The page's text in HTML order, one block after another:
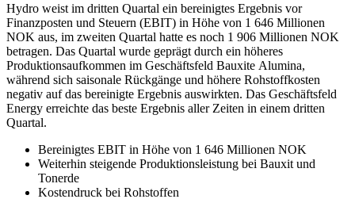
Hydro weist im dritten Quartal ein bereinigtes Ergebnis vor
Finanzposten und Steuern (EBIT) in Höhe von 1 646 Millionen
NOK aus, im zweiten Quartal hatte es noch 1 906 Millionen NOK
betragen. Das Quartal wurde geprägt durch ein höheres
Produktionsaufkommen im Geschäftsfeld Bauxite Alumina,
während sich saisonale Rückgänge und höhere Rohstoffkosten
negativ auf das bereinigte Ergebnis auswirkten. Das Geschäftsfeld
Energy erreichte das beste Ergebnis aller Zeiten in einem dritten
Quartal.
Bereinigtes EBIT in Höhe von 1 646 Millionen NOK
Weiterhin steigende Produktionsleistung bei Bauxit und
Tonerde
Kostendruck bei Rohstoffen